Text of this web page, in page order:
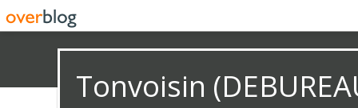
Tonvoisin